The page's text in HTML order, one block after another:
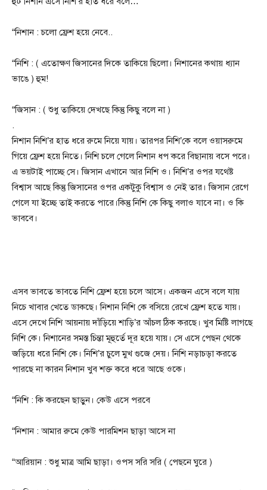
“নিশান : চলো ফ্রেশ হয়ে নেবে..
“নিশি : ( এতোক্ষণ জিসানের দিকে তাকিয়ে ছিলো। নিশানের কথায় ধ্যান
ভাঙে ) হুম!
“জিসান : ( শুধু তাকিয়ে দেখছে কিন্তু কিছু বলে না )
.
নিশান নিশি’র হাত ধরে রুমে নিয়ে যায়। তারপর নিশি’কে বলে ওয়াসরুমে
গিয়ে ফ্রেশ হয়ে নিতে। নিশি চলে গেলে নিশান ধপ করে বিছানায় বসে পরে।
এ ভয়টাই পাচ্ছে সে। জিসান এখানে আর নিশি ও। নিশি’র ওপর যথেষ্ট
বিশ্বাস আছে কিন্তু জিসানের ওপর একটুকু বিশ্বাস ও নেই তার। জিসান রেগে
গেলে যা ইচ্ছে তাই করতে পারে।‌কিন্তু নিশি কে কিছু বলাও যাবে না। ও কি
ভাববে।
এসব ভাবতে ভাবতে নিশি ফ্রেশ হয়ে চলে আসে। একজন এসে বলে যায়
নিচে খাবার খেতে ডাকছে। নিশান নিশি কে বসিয়ে রেখে ফ্রেশ হতে যায়।
এসে দেখে নিশি আয়নায় দাঁড়িয়ে শাড়ি’র আঁচল ঠিক করছে। খুব মিষ্টি লাগছে
নিশি কে। নিশানের সমস্ত চিন্তা মূহুর্তে দূর হয়ে যায়। সে এসে পেছন থেকে
জড়িয়ে ধরে নিশি কে। নিশি’র চুলে মুখ গুজে দেয়। নিশি নড়াচড়া করতে
পারছে না কারন নিশান খুব শক্ত করে ধরে আছে ওকে।
“নিশি : কি করছেন ছাড়ুন। কেউ এসে পরবে
“নিশান : আমার রুমে কেউ পারমিশন ছাড়া আসে না
“আরিয়ান : শুধু মাত্র আমি ছাড়া। ওপস সরি সরি ( পেছনে ঘুরে )